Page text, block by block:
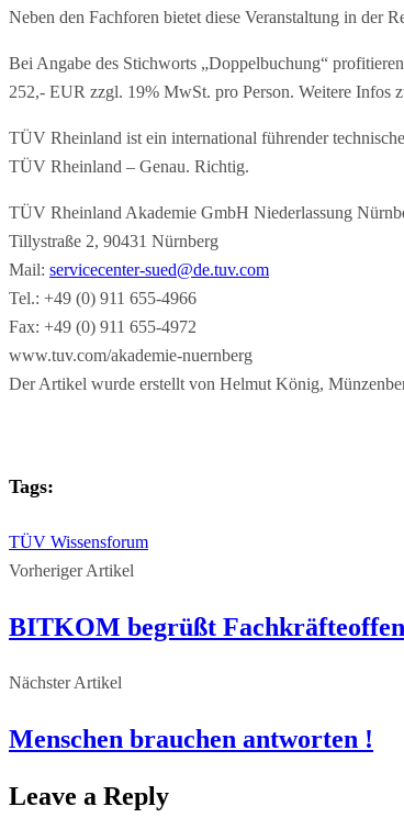
Neben den Fachforen bietet diese Veranstaltung in der
Bei Angabe des Stichworts „Doppelbuchung“
252,- EUR zzgl. 19% MwSt. pro Person. Weitere Infos
TÜV Rheinland ist ein international führender
TÜV Rheinland – Genau. Richtig.
TÜV Rheinland Akademie GmbH Niederlassung
Tillystraße 2, 90431 Nürnberg
Mail: servicecenter-sued@de.tuv.com
Tel.: +49 (0) 911 655-4966
Fax: +49 (0) 911 655-4972
www.tuv.com/akademie-nuernberg
Der Artikel wurde erstellt von Helmut König,
Tags:
TÜV Wissensforum
Vorheriger Artikel
BITKOM begrüßt
Nächster Artikel
Menschen brauchen antworten !
Leave a Reply